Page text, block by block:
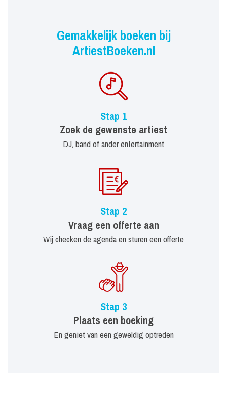
Gemakkelijk boeken bij
ArtiestBoeken.nl
Stap 1
Zoek de gewenste artiest
DJ, band of ander entertainment
Stap 2
Vraag een offerte aan
Wij checken de agenda en sturen een offerte
Stap 3
Plaats een boeking
En geniet van een geweldig optreden